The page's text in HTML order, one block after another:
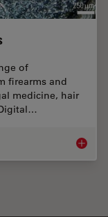
of
firearms and
medicine, hair
Digital